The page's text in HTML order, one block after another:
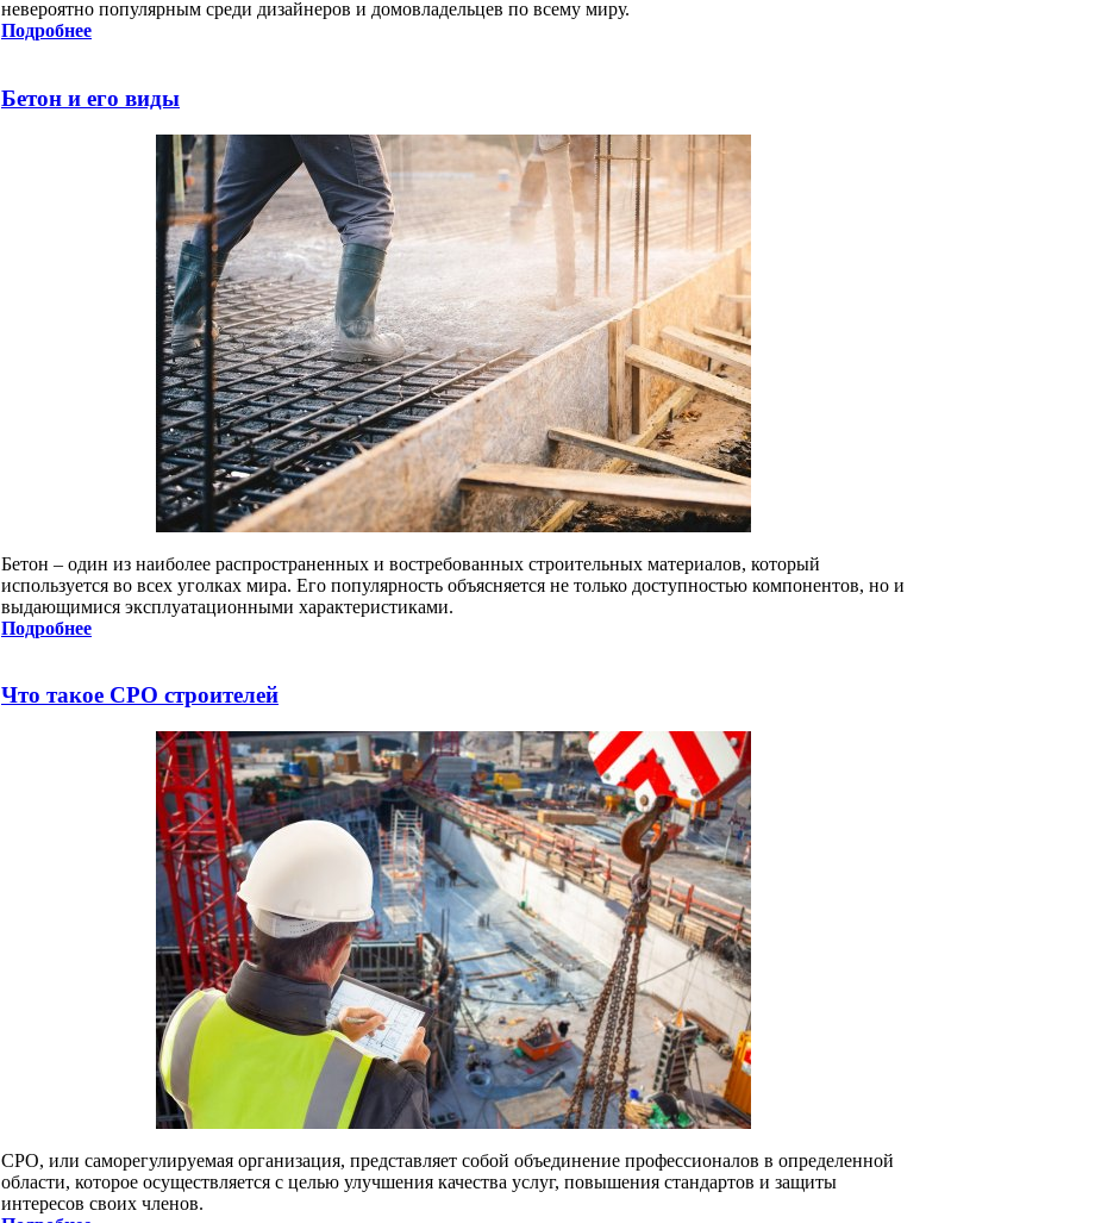
невероятно популярным среди дизайнеров и домовладельцев по всему миру.
Подробнее
Бетон и его виды
Бетон – один из наиболее распространенных и востребованных строительных материалов, который
используется во всех уголках мира. Его популярность объясняется не только доступностью компонентов, но и
выдающимися эксплуатационными характеристиками.
Подробнее
Что такое СРО строителей
СРО, или саморегулируемая организация, представляет собой объединение профессионалов в определенной
области, которое осуществляется с целью улучшения качества услуг, повышения стандартов и защиты
интересов своих членов.